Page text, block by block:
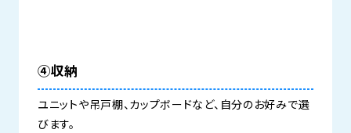
④収納
ユニットや吊戸棚、カップボードなど、自分のお好みで選
びます。